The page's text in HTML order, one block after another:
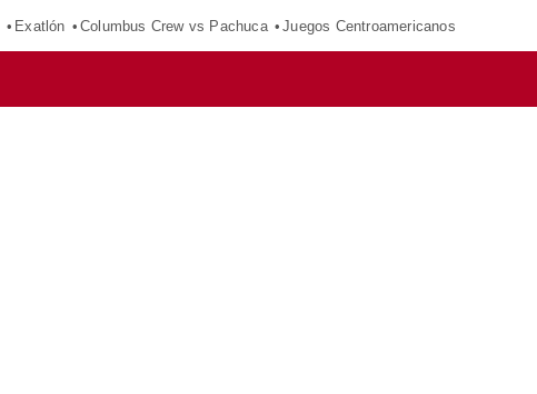
Exatlón Columbus Crew vs Pachuca Juegos Centroamericanos